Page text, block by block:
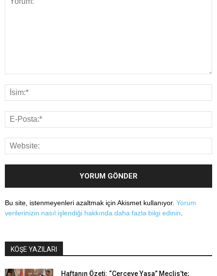
Bu site, istenmeyenleri azaltmak için Akismet kullanıyor. Yorum
verilerinizin nasıl işlendiği hakkında daha fazla bilgi edinin
KÖŞE YAZILARI
Haftanın Özeti: “Çerçeve Yasa” Meclis’te;